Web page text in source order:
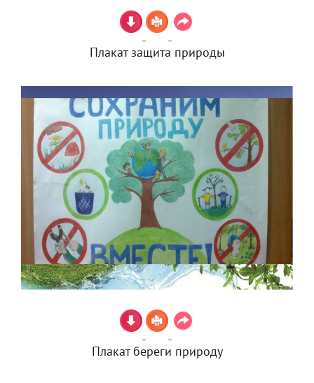
Плакат защита природы
Плакат береги природу